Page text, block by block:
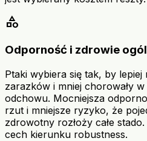
category
Odporność i zdrowie
Ptaki wybiera się tak, by lepiej
zarazków i mniej chorowały
odchowu. Mocniejsza
rzut i mniejsze ryzyko, że
zdrowotny rozłoży całe
cech kierunku robustness.